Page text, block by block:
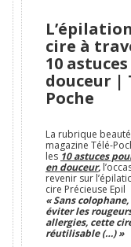
cire à
10 astuces
douceur |
Poche
La rubrique
magazine Télé-
les 10 astuces
en douceur,
revenir sur
cire Précieuse Epil
« Sans
éviter les
allergies, cette
réutilisable (…) »